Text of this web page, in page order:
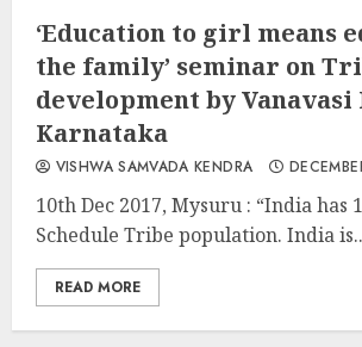
‘Education to girl means
the family’ seminar on
development by Vanavasi
Karnataka
VISHWA SAMVADA KENDRA
10th Dec 2017, Mysuru : “India has
Schedule Tribe population. India
READ MORE